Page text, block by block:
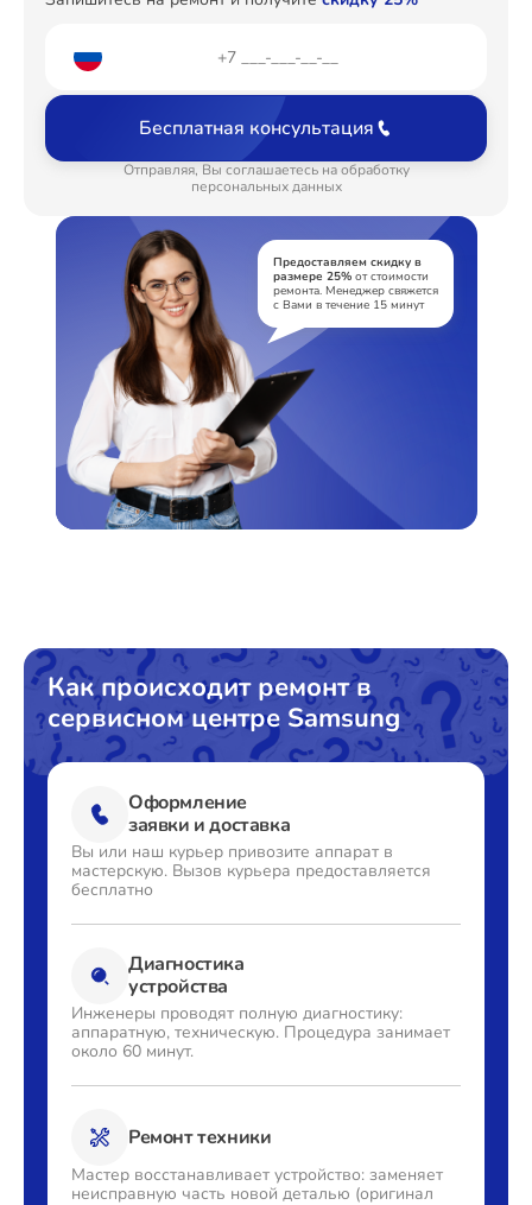
Замена USB порта от 1200₽
Замена разъёмов (HDMI, DVI, Дисплей порта) от 1200₽
Ремонт цепи питания от 1800₽
Прошивка блока управления от 900₽
Замена лампы подсветки
Замена контроллера
Ремонт блока управления
Замена трансформаторов подсветки
Бесплатная консультация
Отправляя, Вы соглашаетесь на обработку
персональных данных
Предоставляем скидку в
размере 25%от стоимости
ремонта. Менеджер свяжется
с Вами в течение 15 минут
Как происходит ремонт в
сервисном центре Samsung
Оформление
заявки и доставка
Вы или наш курьер привозите аппарат в
мастерскую. Вызов курьера предоставляется
бесплатно
Диагностика
устройства
Инженеры проводят полную диагностику:
аппаратную, техническую. Процедура занимает
около 60 минут.
Ремонт техники
Мастер восстанавливает устройство: заменяет
неисправную часть новой деталью (оригинал